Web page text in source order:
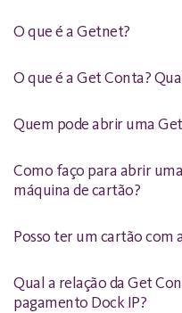
O que é a Getnet?
O que é a Get Conta?
Quem pode abrir uma
Como faço para abrir
máquina de cartão?
Posso ter um cartão com
Qual a relação da Get
pagamento Dock IP?